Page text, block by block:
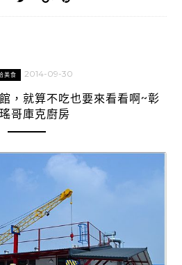
美食 2014-09-30
，就算不吃也要來看看啊~彰
哥庫克廚房